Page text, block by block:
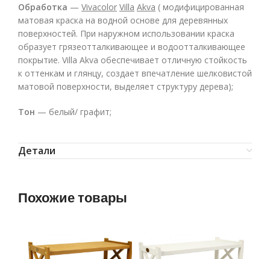
Обработка — Vivacolor Villa Akva ( модифицированная
матовая краска на водной основе для деревянных
поверхностей. При наружном использовании краска
образует грязеотталкивающее и водоотталкивающее
покрытие. Villa Akva обеспечивает отличную стойкость
к оттенкам и глянцу, создает впечатление шелковистой
матовой поверхности, выделяет структуру дерева);
Тон — белый/ графит;
Детали
Похожие товары